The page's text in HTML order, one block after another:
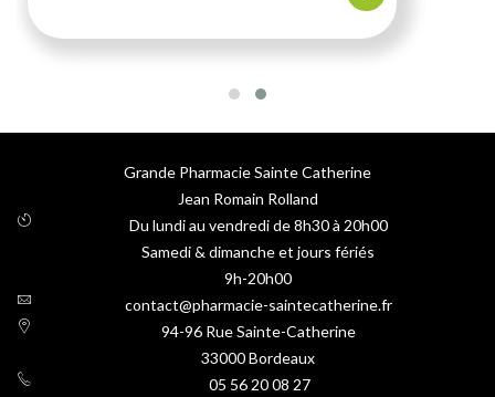
Grande Pharmacie Sainte Catherine
Jean Romain Rolland
Du lundi au vendredi de 8h30 à 20h00
Samedi & dimanche et jours fériés
9h-20h00
contact@pharmacie-saintecatherine.fr
94-96 Rue Sainte-Catherine
33000Bordeaux
05 56 20 08 27